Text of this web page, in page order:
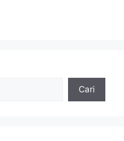
Cari